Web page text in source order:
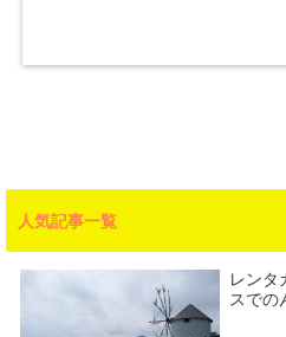
人気記事一覧
レンタ
スでの